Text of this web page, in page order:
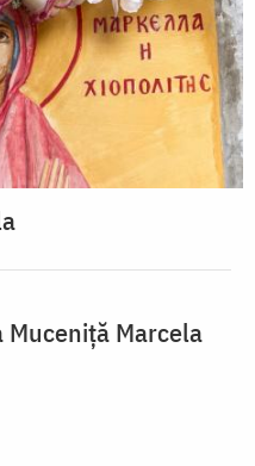
Muceniță Marcela